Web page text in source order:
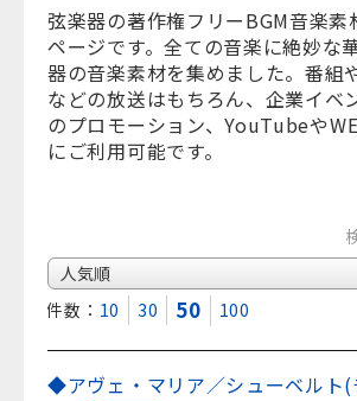
弦楽器の著作権フリーBGM音楽素
ページです。全ての音楽に絶妙な
器の音楽素材を集めました。番組
などの放送はもちろん、企業イベ
のプロモーション、YouTubeや
にご利用可能です。
表示件数： 10 30 50 100
◆アヴェ・マリア／シューベルト(